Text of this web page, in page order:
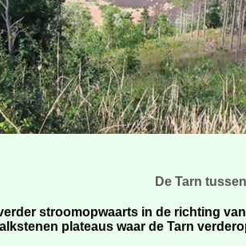
De Tarn
stroomopwaarts in de richting
plateaus waar de Tarn